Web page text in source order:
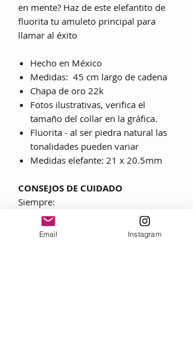
en mente? Haz de este elefantito de
fluorita tu amuleto principal para
llamar al éxito
Hecho en México
Medidas: 45 cm largo de cadena
Chapa de oro 22k
Fotos ilustrativas, verifica el
tamaño del collar en la gráfica.
Fluorita - al ser piedra natural las
tonalidades pueden variar
Medidas elefante: 21 x 20.5mm
CONSEJOS DE CUIDADO
Siempre:
• Utilice lociones, cosméticos, laca y
perfume ANTES de ponerse una joya.
Email Instagram